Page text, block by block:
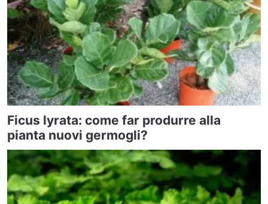
Ficus lyrata: come far produrre alla
pianta nuovi germogli?